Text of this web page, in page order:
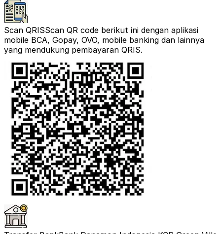
Scan QRISScan QR code berikut ini dengan aplikasi
mobile BCA, Gopay, OVO, mobile banking dan lainnya
yang mendukung pembayaran QRIS.